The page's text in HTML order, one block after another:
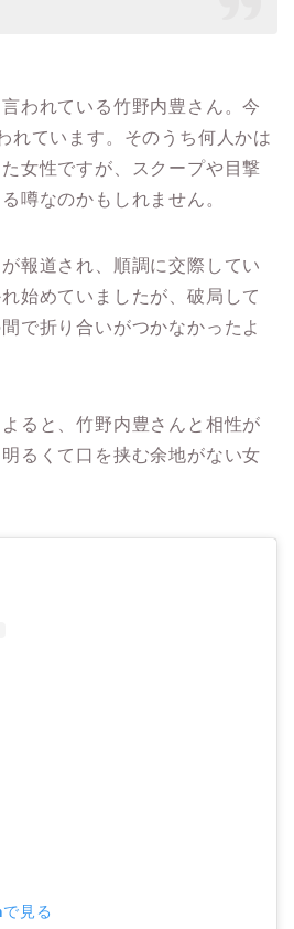
われている竹野内豊さん。今
れています。そのうち何人かは
女性ですが、スクープや目撃
噂なのかもしれません。
報道され、順調に交際してい
始めていましたが、破局して
で折り合いがつかなかったよ
ると、竹野内豊さんと相性が
るくて口を挟む余地がない女
見る